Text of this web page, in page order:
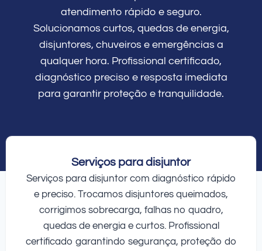
atendimento rápido e seguro.
Solucionamos curtos, quedas de energia,
disjuntores, chuveiros e emergências a
qualquer hora. Profissional certificado,
diagnóstico preciso e resposta imediata
para garantir proteção e tranquilidade.
Serviços para disjuntor
Serviços para disjuntor com diagnóstico rápido
e preciso. Trocamos disjuntores queimados,
corrigimos sobrecarga, falhas no quadro,
quedas de energia e curtos. Profissional
certificado garantindo segurança, proteção do